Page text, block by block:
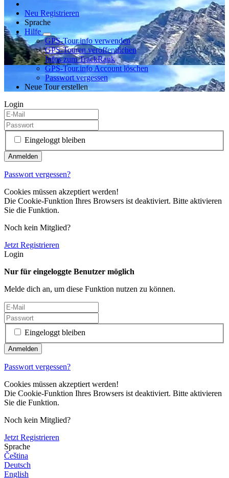
Neu Registrieren
Sprache
Hilfe
GPS-Tour.info verwenden
GPS-Touren veröffentlichen
Infos zum TrackRank
GPS-Tour.info Account löschen
Passwort vergessen
Neue Tour erstellen
Login
Eingeloggt bleiben
Passwort vergessen?
Cookies müssen akzeptiert werden!
Die Cookie-Funktion Ihres Browsers ist deaktiviert. Bitte aktivieren
Sie die Funktion.
Noch kein Mitglied?
Jetzt Registrieren
Login
Nur für eingeloggte Benutzer möglich
Melde dich an, um diese Funktion nutzen zu können.
Eingeloggt bleiben
Passwort vergessen?
Cookies müssen akzeptiert werden!
Die Cookie-Funktion Ihres Browsers ist deaktiviert. Bitte aktivieren
Sie die Funktion.
Noch kein Mitglied?
Jetzt Registrieren
Sprache
Čeština
Deutsch
English